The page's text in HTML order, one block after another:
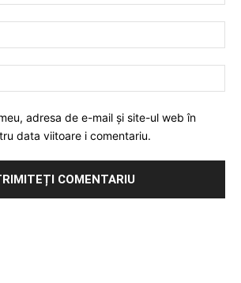
adresa de e-mail și site-ul web în
data viitoare i comentariu.